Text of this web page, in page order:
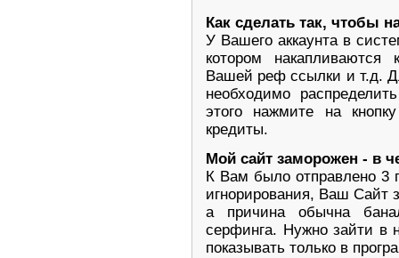
Как сделать так, чтобы
У Вашего аккаунта в
котором
Вашей реф ссылки и т.д.
необходимо
этого нажмите на
кредиты.
Мой сайт заморожен - в
К Вам было отправлено 3
игнорирования, Ваш Сайт
а причина обычна
серфинга. Нужно зайти в
показывать только в